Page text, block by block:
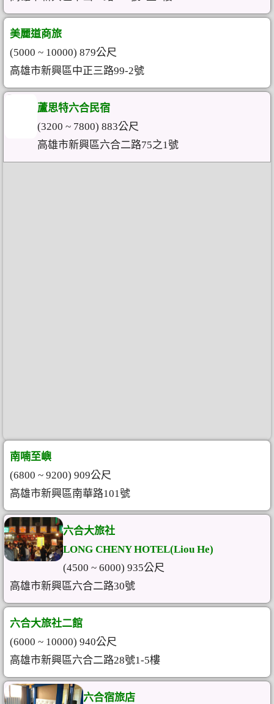
美麗道商旅
(5000 ~ 10000) 879公尺
高雄市新興區中正三路99-2號
蘆思特六合民宿
(3200 ~ 7800) 883公尺
高雄市新興區六合二路75之1號
南喃至嶼
(6800 ~ 9200) 909公尺
高雄市新興區南華路101號
六合大旅社
LONG CHENY HOTEL(Liou He)
(4500 ~ 6000) 935公尺
高雄市新興區六合二路30號
六合大旅社二館
(6000 ~ 10000) 940公尺
高雄市新興區六合二路28號1-5樓
六合宿旅店